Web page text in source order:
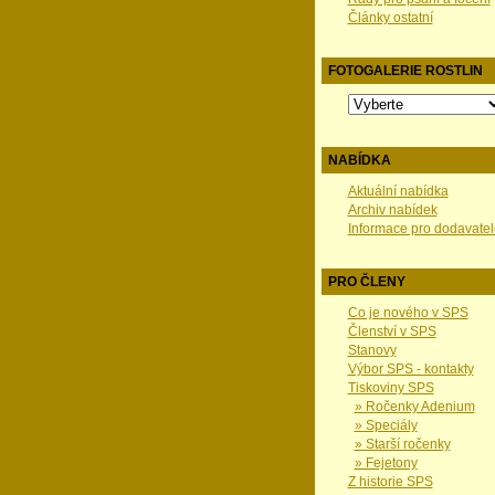
Články ostatní
FOTOGALERIE ROSTLIN
NABÍDKA
Aktuální nabídka
Archiv nabídek
Informace pro
PRO ČLENY
Co je nového v SPS
Členství v SPS
Stanovy
Výbor SPS - kontakty
Tiskoviny SPS
» Ročenky Adenium
» Speciály
» Starší ročenky
» Fejetony
Z historie SPS